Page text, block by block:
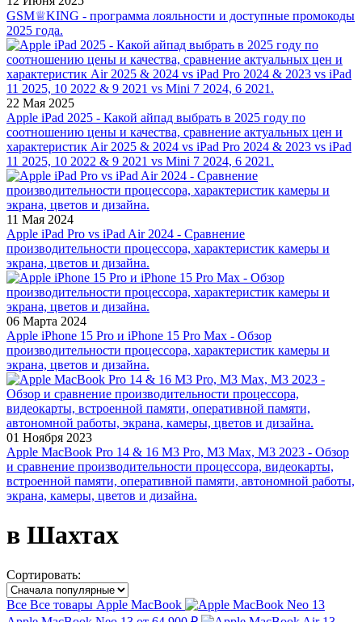
GSM♕KING - программа лояльности и доступные промокоды
2025 года.
22 Мая 2025
Apple iPad 2025 - Какой айпад выбрать в 2025 году по
соотношению цены и качества, сравнение актуальных цен и
характеристик Air 2025 & 2024 vs iPad Pro 2024 & 2023 vs iPad
11 2025, 10 2022 & 9 2021 vs Mini 7 2024, 6 2021.
11 Мая 2024
Apple iPad Pro vs iPad Air 2024 - Сравнение
производительности процессора, характеристик камеры и
экрана, цветов и дизайна.
06 Марта 2024
Apple iPhone 15 Pro и iPhone 15 Pro Max - Обзор
производительности процессора, характеристик камеры и
экрана, цветов и дизайна.
01 Ноября 2023
Apple MacBook Pro 14 & 16 M3 Pro, M3 Max, M3 2023 - Обзор
и сравнение производительности процессора, видеокарты,
встроенной памяти, оперативной памяти, автономной работы,
экрана, камеры, цветов и дизайна.
в Шахтах
Сортировать:
Все Все товары Apple MacBook